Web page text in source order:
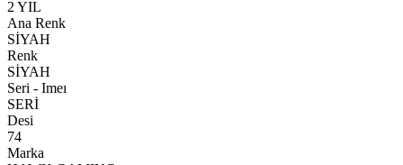
2 YIL
Ana Renk
SİYAH
Renk
SİYAH
Seri - Imeı
SERİ
Desi
74
Marka